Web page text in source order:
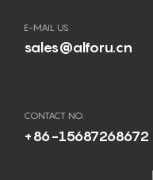
E-MAIL US
sales@alforu.cn
CONTACT NO.
+86-15687268672